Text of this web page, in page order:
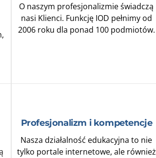
O naszym profesjonalizmie świadczą
nasi Klienci. Funkcję IOD pełnimy od
2006 roku dla ponad 100 podmiotów.
Profesjonalizm i kompetencje
Nasza działalność edukacyjna to nie
tylko portale internetowe, ale również